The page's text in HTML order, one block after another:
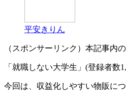
平安きりん
（スポンサーリンク）本記事内
「就職しない大学生」(登録者数
今回は、収益化しやすい物販に